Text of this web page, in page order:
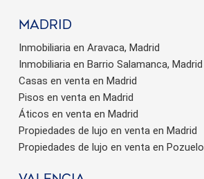
Madrid
Inmobiliaria en Aravaca, Madrid
Inmobiliaria en Barrio Salamanca, Madrid
Casas en venta en Madrid
Pisos en venta en Madrid
Áticos en venta en Madrid
Propiedades de lujo en venta en Madrid
Propiedades de lujo en venta en Pozuelo